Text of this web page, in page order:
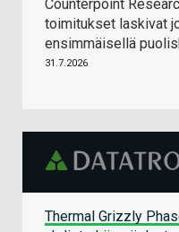
Counterpoint
toimitukset laskivat
ensimmäisellä
31.7.2026
Thermal Grizzly